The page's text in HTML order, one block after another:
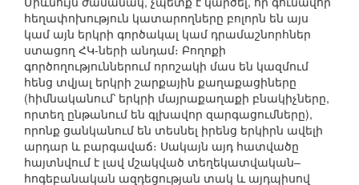
հեղափոխություն կատարողները բոլորն են այս
կամ այն երկրի գործակալ կամ դրամաշնորհներ
ստացող ՀԿ-ների անդամ։ Բողոքի
գործողություններում որոշակի մաս են կազմում
հենց տվյալ երկրի շարքային քաղաքացիները
(հիմնականում՝ երկրի մայրաքաղաքի բնակիչները,
որտեղ ընթանում են գլխավոր զարգացումները),
որոնք ցանկանում են տեսնել իրենց երկիրն ավելի
արդար և բարգավաճ։ Սակայն այդ հատվածը
հայտնվում է լավ մշակված տեղեկատվական–
հոգեբանական ազդեցության տակ և այդպիսով